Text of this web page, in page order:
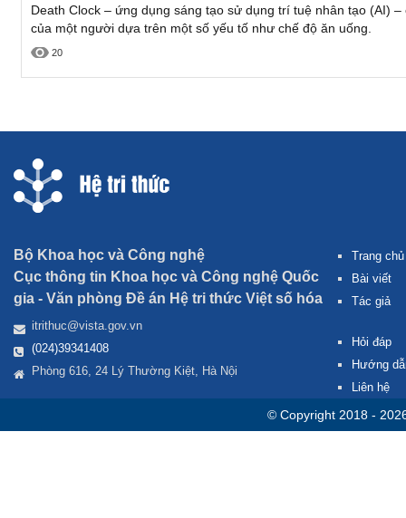
Death Clock – ứng dụng sáng tạo sử dụng trí tuệ nhân tạo (AI)
của một người dựa trên một số yếu tố như chế độ ăn uống.
20
Bộ Khoa học và Công nghệ
Cục thông tin Khoa học và Công nghệ Quốc
gia - Văn phòng Đề án Hệ tri thức Việt số hóa
itrithuc@vista.gov.vn
(024)39341408
Phòng 616, 24 Lý Thường Kiệt, Hà Nội
Trang chủ
Bài viết
Tác giả
Hỏi đáp
Hướng
Liên hệ
© Copyright 2018 -